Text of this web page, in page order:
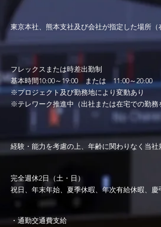
東京本社、熊本支社及び会社が指定した場所（
フレックスまたは時差出勤制
基本時間10:00～19:00 または 11:00～20:00
※プロジェクト及び勤務地により変動あり
※テレワーク推進中（出社または在宅での勤
経験・能力を考慮の上、年齢に関わりなく当社
完全週休2日（土・日）
祝日、年末年始、夏季休暇、年次有給休暇、
・通勤交通費支給